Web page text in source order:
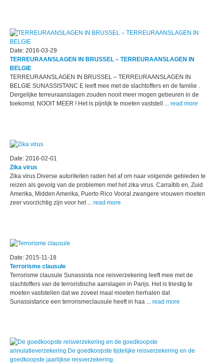
Date: 2016-03-29
TERREURAANSLAGEN IN BRUSSEL – TERREURAANSLAGEN IN
BELGIE
TERREURAANSLAGEN IN BRUSSEL – TERREURAANSLAGEN IN
BELGIE SUNASSISTANC E leeft mee met de slachtoffers en de familie .
Dergelijke terreuraanslagen zouden nooit meer mogen gebeuren in de
toekomst. NOOIT MEER ! Het is pijnlijk te moeten vaststell ... read more
Date: 2016-02-01
Zika virus
Zika virus Diverse autoriteiten raden het af om naar volgende gebieden te
reizen als gevolg van de problemen met het zika virus. Carraïbb en, Zuid
Amerika, Midden Amerika, Puerto Rico Vooral zwangere vrouwen moeten
zeer voorzichtig zijn voor het ... read more
Date: 2015-11-18
Terrorisme clausule
Terrorisme clausule Sunassista nce reisverzekering leeft mee met de
slachtoffers van de terroristische aanslagen in Parijs. Het is triestig te
moeten vaststellen dat we zoveel maal moeten herhalen dat
Sunassistance een terrorismeclausule heeft in haa ... read more